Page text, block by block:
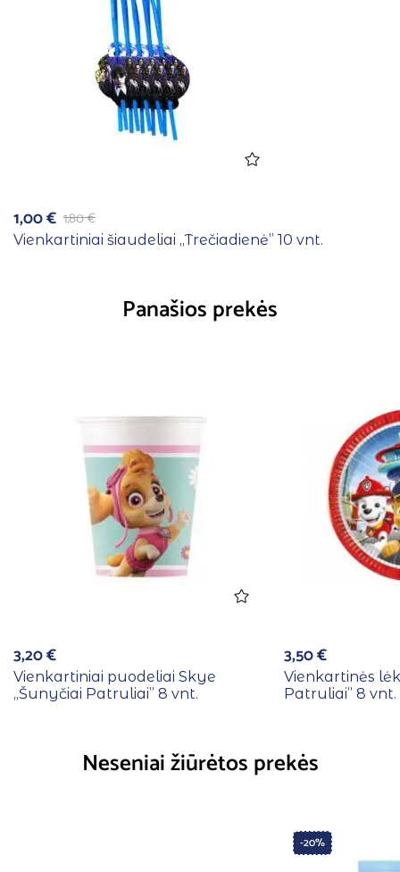
1,80€
1,00€
Vienkartiniai šiaudeliai ,,Trečiadienė” 10 vnt.
Panašios prekės
3,20€
Vienkartiniai puodeliai Skye
,,Šunyčiai Patruliai” 8 vnt.
3,50€
Vienkartinės
Patruliai” 8 vnt.
Neseniai žiūrėtos prekės
-20%